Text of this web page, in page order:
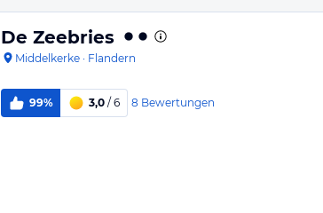
De Zeebries
Middelkerke · Flandern
99% 3,0 / 6 8 Bewertungen